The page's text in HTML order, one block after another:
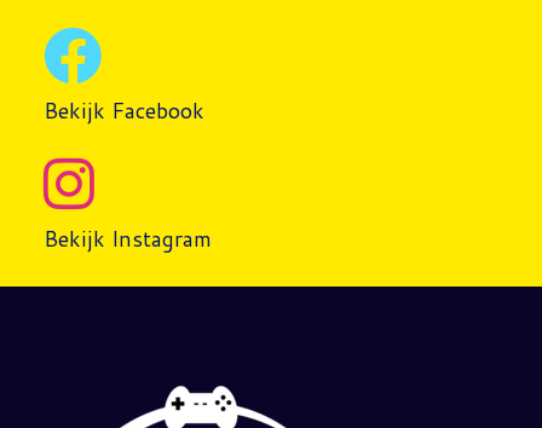
Bekijk Facebook
Bekijk Instagram